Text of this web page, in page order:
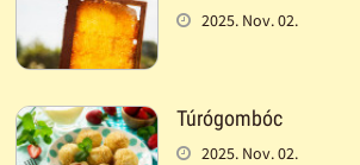
2025. Nov. 02.
Túrógombóc
2025. Nov. 02.